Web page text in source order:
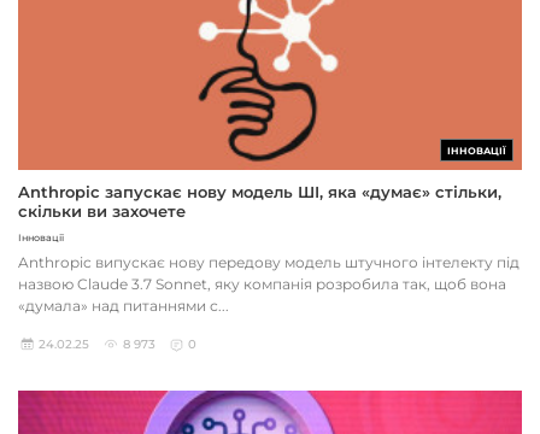
ІННОВАЦІЇ
Anthropic запускає нову модель ШІ, яка «думає» стільки,
скільки ви захочете
Інновації
Anthropic випускає нову передову модель штучного інтелекту під
назвою Claude 3.7 Sonnet, яку компанія розробила так, щоб вона
«думала» над питаннями с...
24.02.25 8 973 0